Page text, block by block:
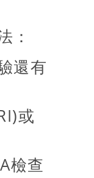
：
還有
或
檢查